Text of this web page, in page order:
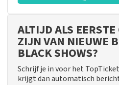
ALTIJD ALS
ZIJN VAN NIEUWE
BLACK SHOWS?
Schrijf je in voor het
krijgt dan automatisch